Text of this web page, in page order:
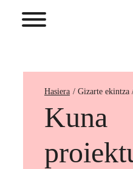
Hasiera
Kuna